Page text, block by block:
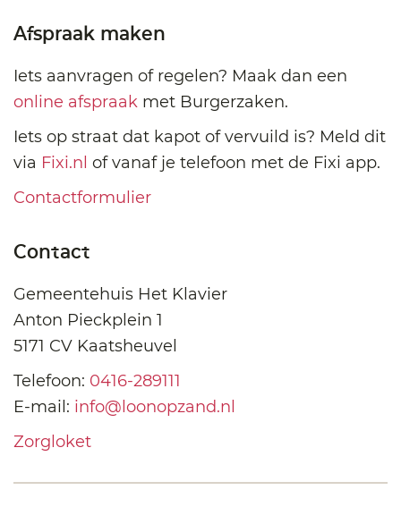
Afspraak maken
Iets aanvragen of regelen? Maak dan een
online afspraak met Burgerzaken.
Iets op straat dat kapot of vervuild is? Meld dit
via Fixi.nl of vanaf je telefoon met de Fixi app.
Contactformulier
Contact
Gemeentehuis Het Klavier
Anton Pieckplein 1
5171 CV Kaatsheuvel
Telefoon: 0416-289111
E-mail: info@loonopzand.nl
Zorgloket